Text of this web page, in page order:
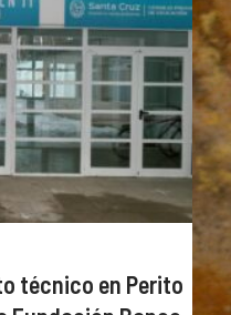
técnico en Perito